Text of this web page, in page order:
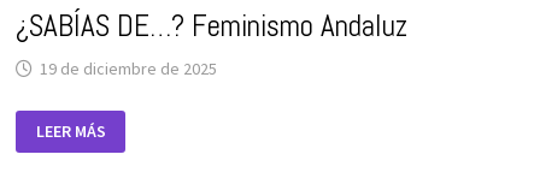
¿SABÍAS DE…? Feminismo Andaluz
19 de diciembre de 2025
¿SABÍAS
DE…?
FEMINISMO
LEER MÁS